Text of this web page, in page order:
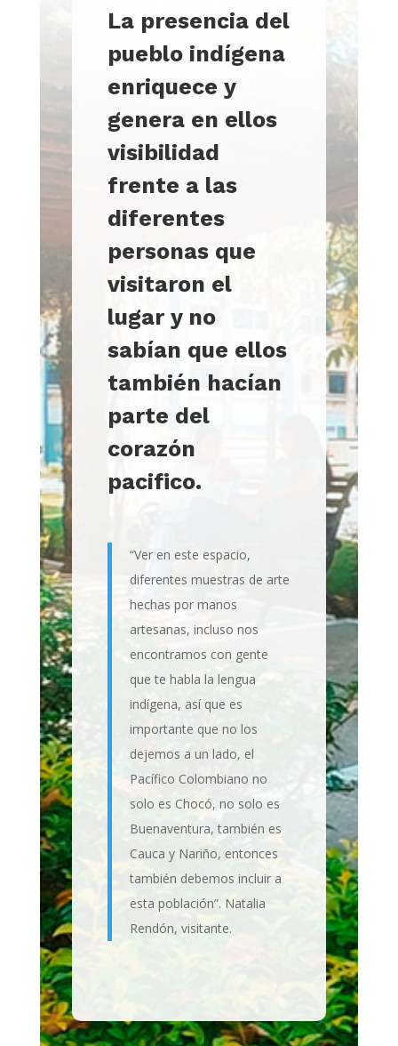
La presencia del
pueblo indígena
enriquece y
genera en ellos
visibilidad
frente a las
diferentes
personas que
visitaron el
lugar y no
sabían que ellos
también hacían
parte del
corazón
pacifico.
“Ver en este espacio,
diferentes muestras de arte
hechas por manos
artesanas, incluso nos
encontramos con gente
que te habla la lengua
indígena, así que es
importante que no los
dejemos a un lado, el
Pacífico Colombiano no
solo es Chocó, no solo es
Buenaventura, también es
Cauca y Nariño, entonces
también debemos incluir a
esta población”. Natalia
Rendón, visitante.